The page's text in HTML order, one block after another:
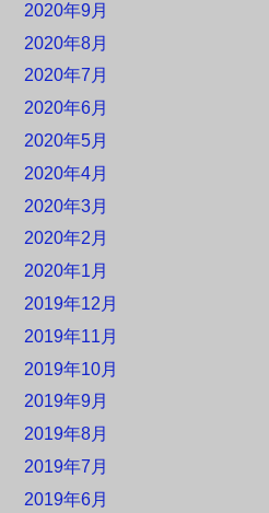
2020年9月
2020年8月
2020年7月
2020年6月
2020年5月
2020年4月
2020年3月
2020年2月
2020年1月
2019年12月
2019年11月
2019年10月
2019年9月
2019年8月
2019年7月
2019年6月